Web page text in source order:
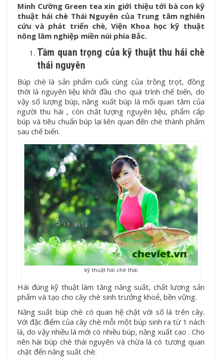
Minh Cường Green tea xin giới thiệu tới bà con kỹ
thuật hái chè Thái Nguyên của Trung tâm nghiên
cứu và phát triển chè, Viện Khoa học kỹ thuật
nông lâm nghiệp miền núi phía Bắc.
Tầm quan trọng của kỹ thuật thu hái chè
thái nguyên
Búp chè là sản phẩm cuối cùng của trồng trọt, đồng
thời là nguyên liệu khởi đầu cho quá trình chế biến, do
vậy số lượng búp, năng xuất búp là mối quan tâm của
người thu hái , còn chất lượng nguyên liệu, phẩm cấp
búp và tiêu chuẩn búp lại liên quan đến chè thành phẩm
sau chế biến.
kỹ thuật hái chè thái
Hái đúng kỹ thuật làm tăng năng suất, chất lượng sản
phẩm và tạo cho cây chè sinh trưởng khoẻ, bền vững.
Năng suất búp chè có quan hệ chặt với số lá trên cây.
Với đặc điểm của cây chè mỗi một búp sinh ra từ 1 nách
lá, do vậy nhiều lá mới có nhiều búp, năng xuất cao . Cho
nên hái búp chè thái nguyên và chừa lá có tương quan
chặt đến năng suất chè.